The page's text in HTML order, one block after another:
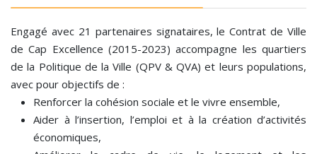
Engagé avec 21 partenaires signataires, le Contrat de Ville
de Cap Excellence (2015-2023) accompagne les quartiers
de la Politique de la Ville (QPV & QVA) et leurs populations,
avec pour objectifs de :
Renforcer la cohésion sociale et le vivre ensemble,
Aider à l’insertion, l’emploi et à la création d’activités
économiques,